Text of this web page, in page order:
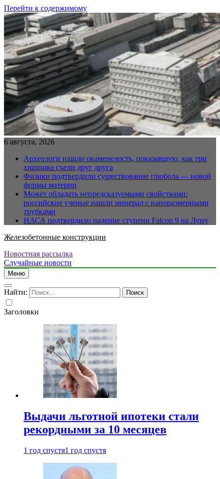
Перейти к содержимому
6 августа, 2026
Археологи нашли окаменелость, показавшую, как три
хищника съели друг друга
Физики подтвердили существование глюбола — новой
формы материи
Может обладать непредсказуемыми свойствами:
российские ученые нашли минерал с наноразмерными
трубками
НАСА подтвердило падение ступени Falcon 9 на Луну
Железобетонные конструкции
Новостная рассылка
Случайные новости
Меню
Найти:
Заголовки
Выдачи льготной ипотеки стали
рекордными за 10 месяцев
1 год спустя1 год спустя